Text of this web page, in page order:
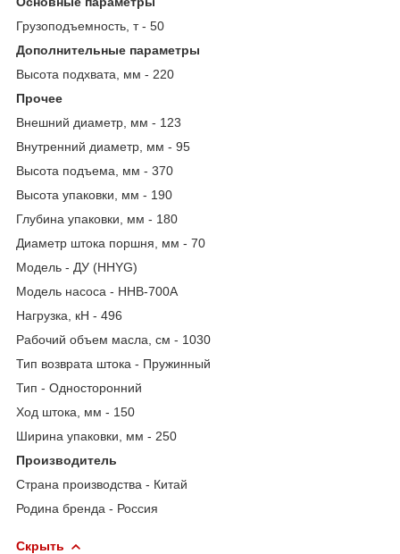
Грузоподъемность, т - 50
Дополнительные параметры
Высота подхвата, мм - 220
Прочее
Внешний диаметр, мм - 123
Внутренний диаметр, мм - 95
Высота подъема, мм - 370
Высота упаковки, мм - 190
Глубина упаковки, мм - 180
Диаметр штока поршня, мм - 70
Модель - ДУ (HHYG)
Модель насоса - HHB-700А
Нагрузка, кН - 496
Рабочий объем масла, см - 1030
Тип возврата штока - Пружинный
Тип - Односторонний
Ход штока, мм - 150
Ширина упаковки, мм - 250
Производитель
Страна производства - Китай
Родина бренда - Россия
Скрыть